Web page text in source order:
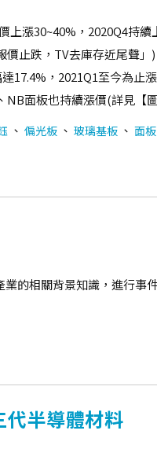
上漲30~40%，2020Q4持
止跌，TV去庫存近尾聲
17.4%，2021Q1至今為止
面板也持續漲價(詳見【
、 偏光板 、 玻璃基板 、 面
的相關背景知識，進行事
代半導體材料